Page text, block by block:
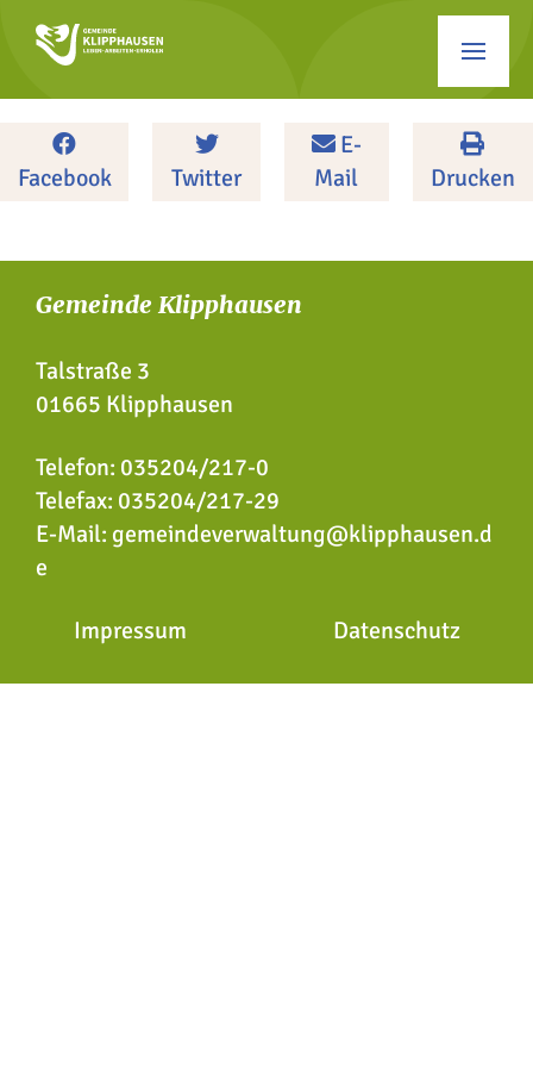
Facebook Twitter
E-
Mail
Drucken
Gemeinde Klipphausen
Talstraße 3
01665 Klipphausen
Telefon: 035204/217-0
Telefax: 035204/217-29
E-Mail: gemeindeverwaltung@klipphausen.d
e
Impressum Datenschutz